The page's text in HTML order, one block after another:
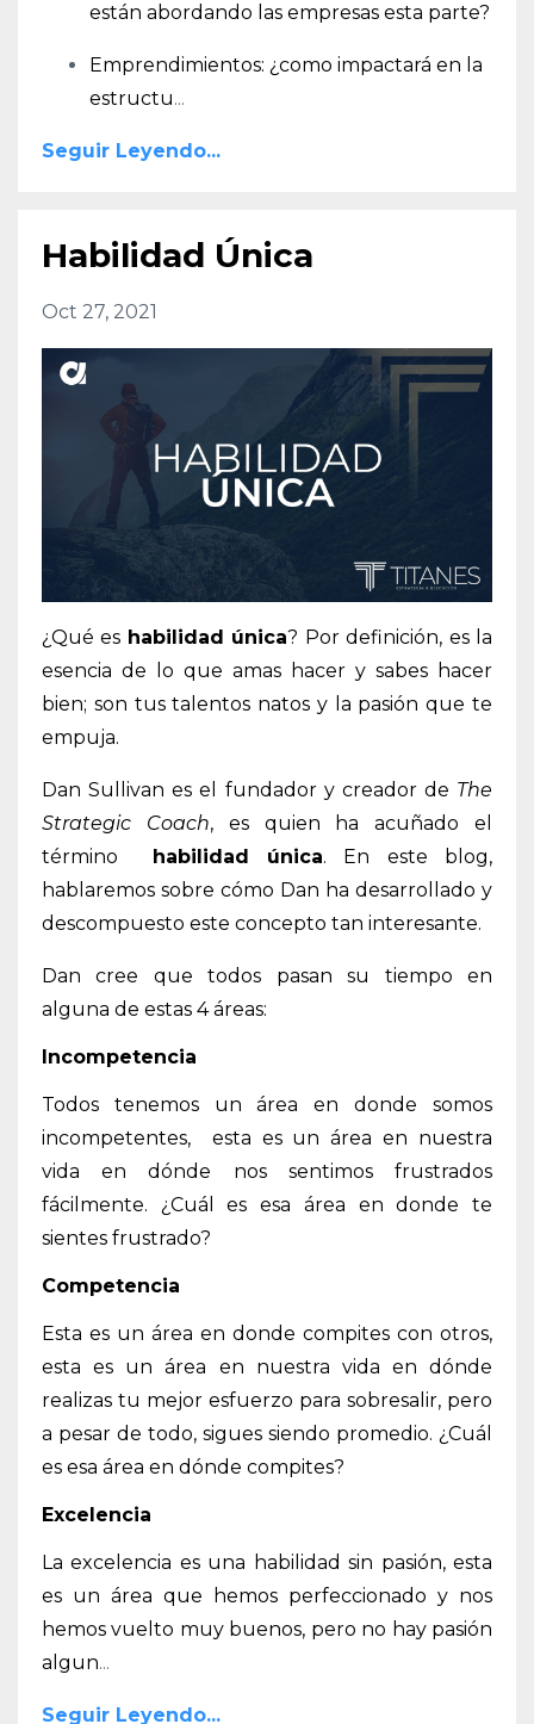
están abordando las empresas esta parte?
Emprendimientos: ¿como impactará en la
estructu...
Seguir Leyendo...
Habilidad Única
Oct 27, 2021
¿Qué es habilidad única? Por definición, es la
esencia de lo que amas hacer y sabes hacer
bien; son tus talentos natos y la pasión que te
empuja.
Dan Sullivan es el fundador y creador de The
Strategic Coach, es quien ha acuñado el
término
habilidad única. En este blog,
hablaremos sobre cómo Dan ha desarrollado y
descompuesto este concepto tan interesante.
Dan cree que todos pasan su tiempo en
alguna de estas 4 áreas:
Incompetencia
Todos tenemos un área en donde somos
incompetentes, esta es un área en nuestra
vida en dónde nos sentimos frustrados
fácilmente. ¿Cuál es esa área en donde te
sientes frustrado?
Competencia
Esta es un área en donde compites con otros,
esta es un área en nuestra vida en dónde
realizas tu mejor esfuerzo para sobresalir, pero
a pesar de todo, sigues siendo promedio. ¿Cuál
es esa área en dónde compites?
Excelencia
La excelencia es una habilidad sin pasión, esta
es un área que hemos perfeccionado y nos
hemos vuelto muy buenos, pero no hay pasión
algun...
Seguir Leyendo...